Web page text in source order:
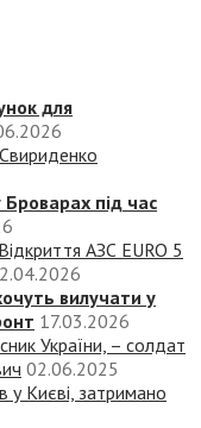
для
Свириденко
під час
АЗС EURO 5
вилучати у
17.03.2026
України, – солдат
02.06.2025
у Києві, затримано